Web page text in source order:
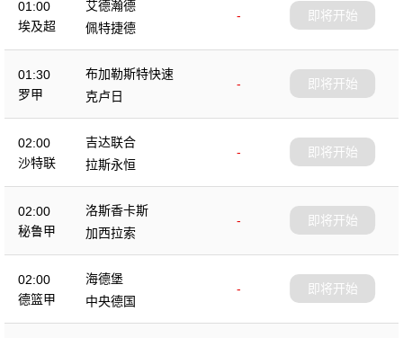
01:00
埃及超
艾德瀚德
-
佩特捷德
即将开始
01:30
罗甲
布加勒斯特快速
-
克卢日
即将开始
02:00
沙特联
吉达联合
-
拉斯永恒
即将开始
02:00
秘鲁甲
洛斯香卡斯
-
加西拉索
即将开始
02:00
德篮甲
海德堡
-
中央德国
即将开始